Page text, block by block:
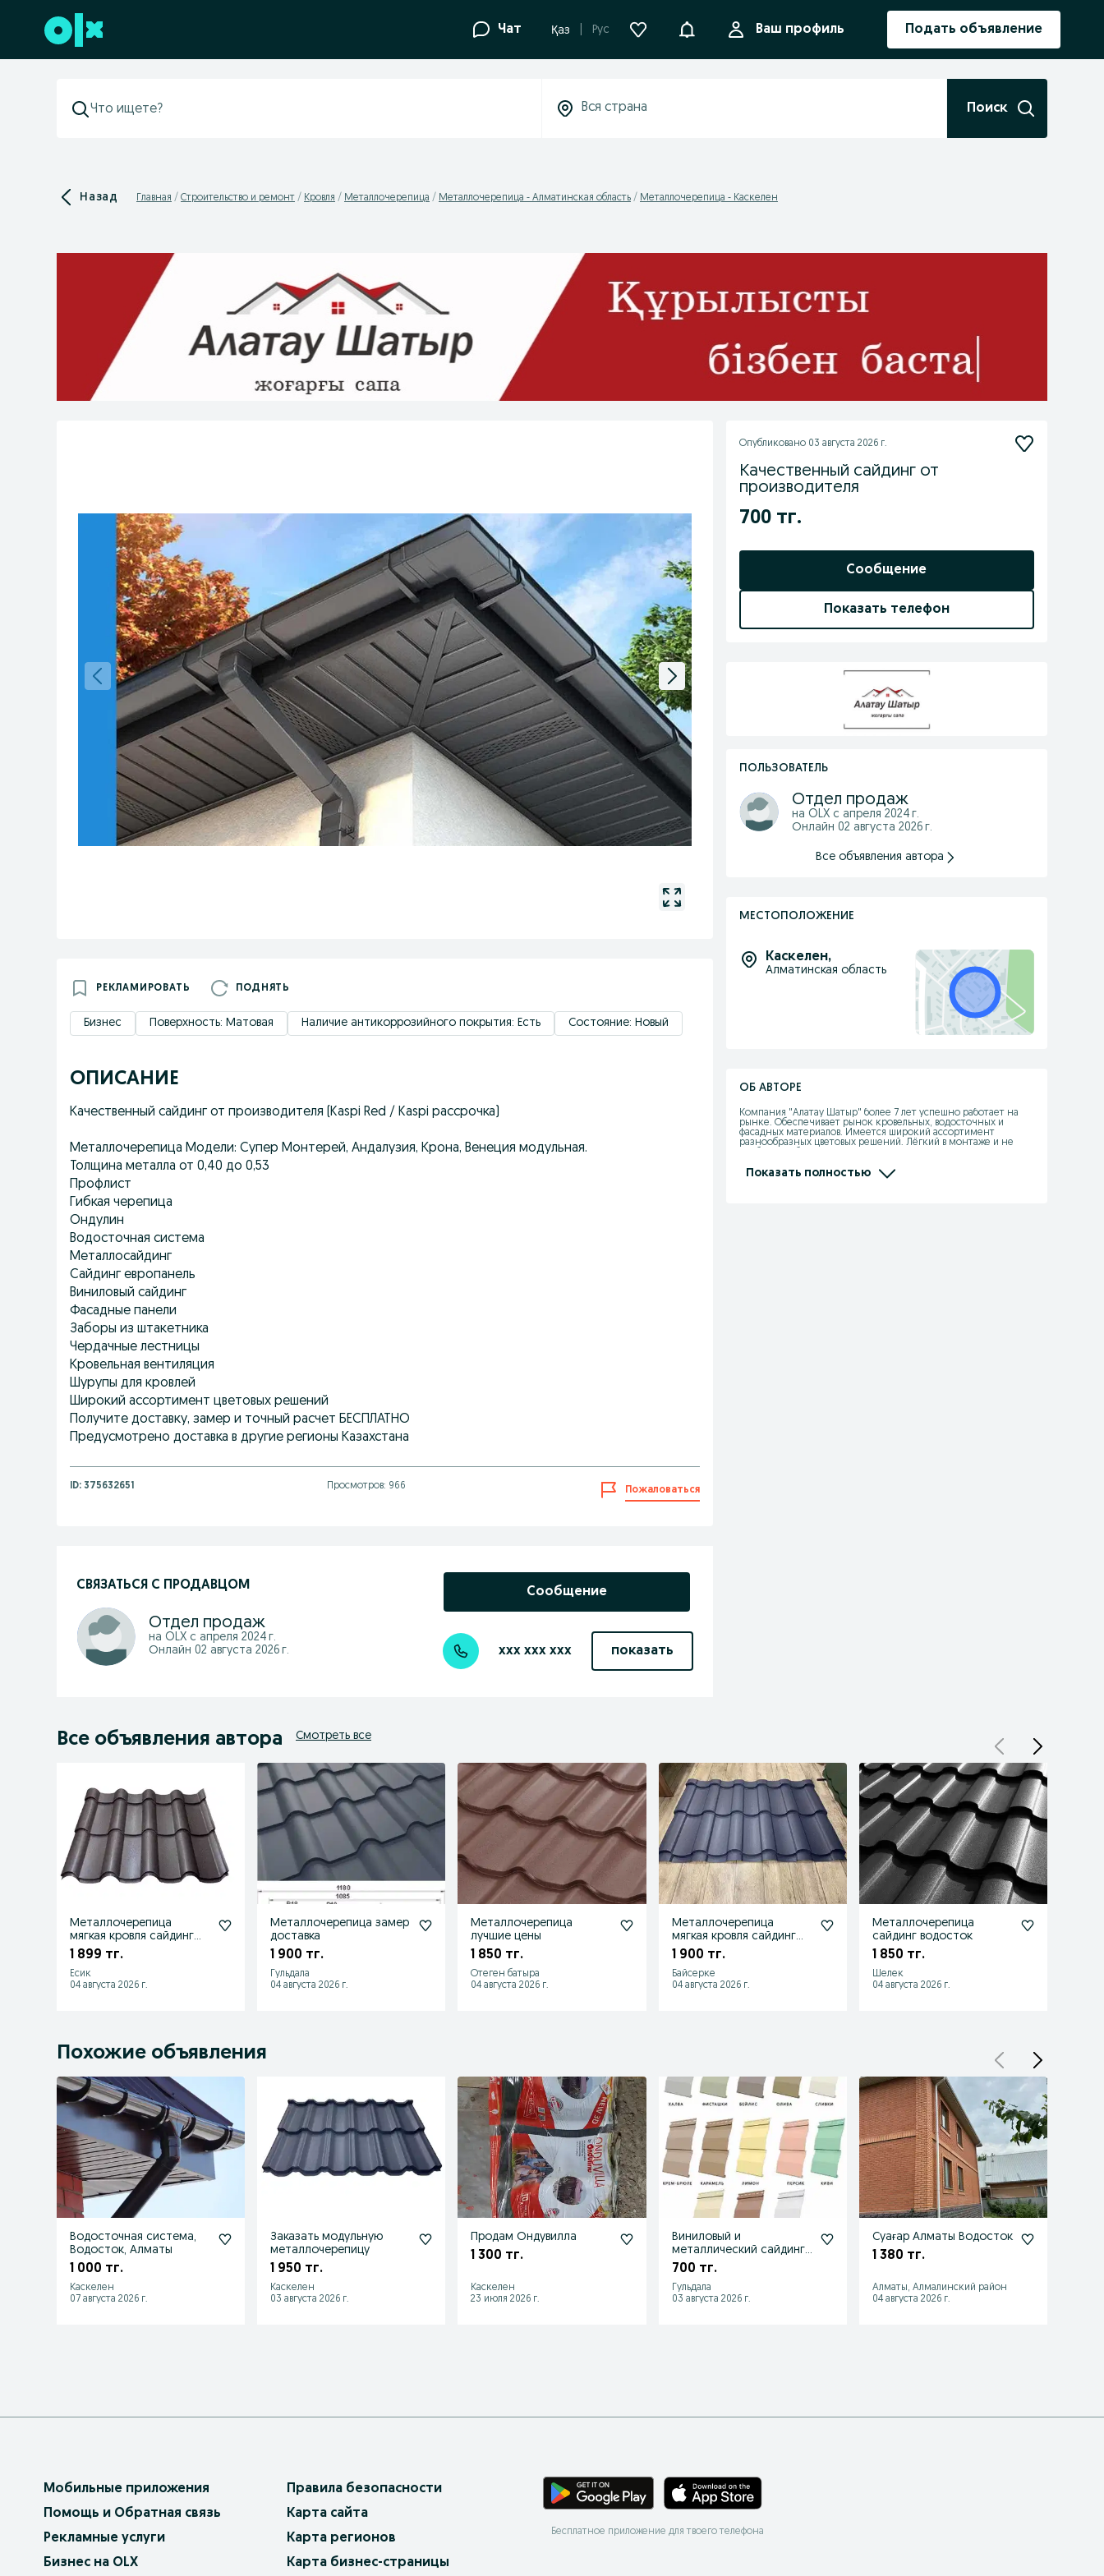
Перейти к нижнему колонтитулу Чат Қаз Рус УведомленияВаш профиль Подать объявление
Поиск
Назад Главная Строительство и ремонт Кровля Металлочерепица Металлочерепица - Алматинская область Металлочерепица - Каскелен
РЕКЛАМИРОВАТЬ ПОДНЯТЬ
Бизнес Поверхность: Матовая Наличие антикоррозийного покрытия: Есть Состояние: Новый
ОПИСАНИЕ
Качественный сайдинг от производителя (Kaspi Red / Kaspi рассрочка)
Металлочерепица Модели: Супер Монтерей, Андалузия, Крона, Венеция модульная.
Толщина металла от 0,40 до 0,53
Профлист
Гибкая черепица
Ондулин
Водосточная система
Металлосайдинг
Сайдинг европанель
Виниловый сайдинг
Фасадные панели
Заборы из штакетника
Чердачные лестницы
Кровельная вентиляция
Шурупы для кровлей
Широкий ассортимент цветовых решений
Получите доставку, замер и точный расчет БЕСПЛАТНО
Предусмотрено доставка в другие регионы Казахстана
ID: 375632651 Просмотров: 966 Пожаловаться
СВЯЗАТЬСЯ С ПРОДАВЦОМ
Отдел продаж
на OLX с апреля 2024 г.
Онлайн 02 августа 2026 г.
Сообщение
xxx xxx xxx показать
Опубликовано 03 августа 2026 г.
Качественный сайдинг от
производителя
700 тг.
Сообщение
Показать телефон
ПОЛЬЗОВАТЕЛЬ
Отдел продаж
на OLX с апреля 2024 г.
Онлайн 02 августа 2026 г.
Все объявления автора
МЕСТОПОЛОЖЕНИЕ
Каскелен,
Алматинская область
ОБ АВТОРЕ
Компания "Алатау Шатыр" более 7 лет успешно работает на
рынке. Обеспечивает рынок кровельных, водосточных и
фасадных материалов. Имеется широкий ассортимент
разнообразных цветовых решений. Лёгкий в монтаже и не
наличный и безналичный способ оплаты. Есть возможность
оформить в рассрочку и кредит.
Показать полностью
Все объявления автора Смотреть все
Металлочерепица
мягкая кровля сайдинг
водосток
1 899 тг.
Есик
04 августа 2026 г.
Металлочерепица замер
доставка
1 900 тг.
Гульдала
04 августа 2026 г.
Металлочерепица
лучшие цены
1 850 тг.
Отеген батыра
04 августа 2026 г.
Металлочерепица
мягкая кровля сайдинг
водосток
1 900 тг.
Байсерке
04 августа 2026 г.
Металлочерепица
сайдинг водосток
1 850 тг.
Шелек
04 августа 2026 г.
Похожие объявления
Водосточная система,
Водосток, Алматы
1 000 тг.
Каскелен
07 августа 2026 г.
Заказать модульную
металлочерепицу
1 950 тг.
Каскелен
03 августа 2026 г.
Продам Ондувилла
1 300 тг.
Каскелен
23 июля 2026 г.
Виниловый и
металлический сайдинг
в наличии
700 тг.
Гульдала
03 августа 2026 г.
Суағар Алматы Водосток
1 380 тг.
Алматы, Алмалинский район
04 августа 2026 г.
Мобильные приложения
Помощь и Обратная связь
Рекламные услуги
Бизнес на OLX
Правила безопасности
Карта сайта
Карта регионов
Карта бизнес-страницы
Бесплатное приложение для твоего телефона